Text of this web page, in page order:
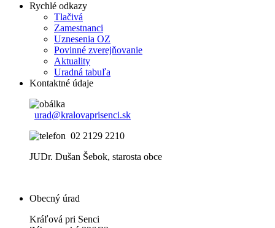
Rychlé odkazy
Tlačivá
Zamestnanci
Uznesenia OZ
Povinné zverejňovanie
Aktuality
Uradná tabuľa
Kontaktné údaje
urad@kralovaprisenci.sk
02 2129 2210
JUDr. Dušan Šebok, starosta obce
Obecný úrad
Kráľová pri Senci